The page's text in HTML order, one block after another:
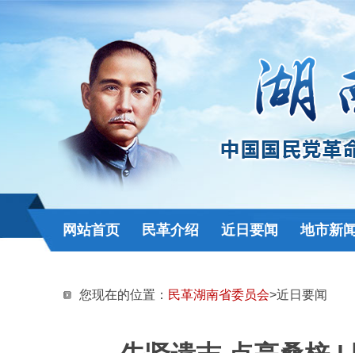
网站首页 民革介绍 近日要闻 地市新
您现在的位置： 民革湖南省委员会>近日要闻